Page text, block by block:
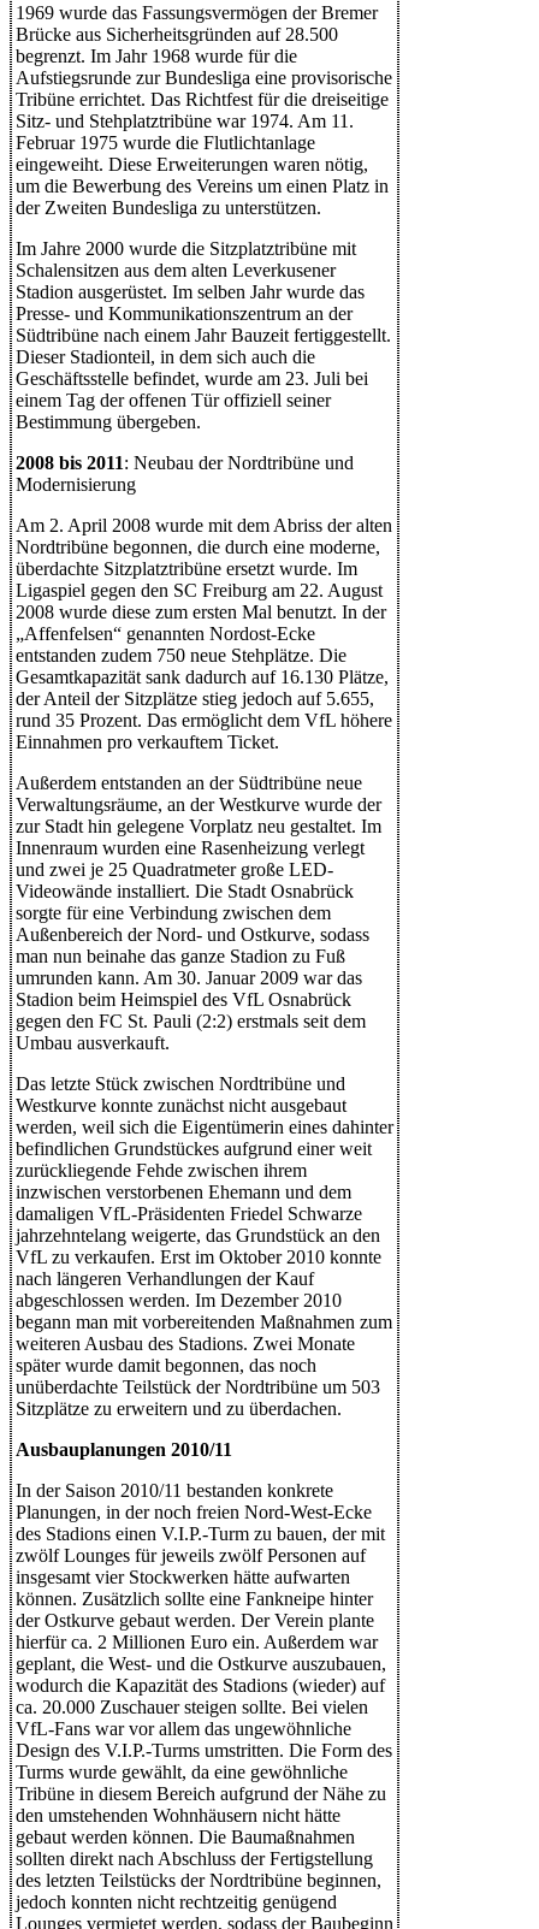
1969 wurde das Fassungsvermögen der Bremer
Brücke aus Sicherheitsgründen auf 28.500
begrenzt. Im Jahr 1968 wurde für die
Aufstiegsrunde zur Bundesliga eine provisorische
Tribüne errichtet. Das Richtfest für die dreiseitige
Sitz- und Stehplatztribüne war 1974. Am 11.
Februar 1975 wurde die Flutlichtanlage
eingeweiht. Diese Erweiterungen waren nötig,
um die Bewerbung des Vereins um einen Platz in
der Zweiten Bundesliga zu unterstützen.
Im Jahre 2000 wurde die Sitzplatztribüne mit
Schalensitzen aus dem alten Leverkusener
Stadion ausgerüstet. Im selben Jahr wurde das
Presse- und Kommunikationszentrum an der
Südtribüne nach einem Jahr Bauzeit fertiggestellt.
Dieser Stadionteil, in dem sich auch die
Geschäftsstelle befindet, wurde am 23. Juli bei
einem Tag der offenen Tür offiziell seiner
Bestimmung übergeben.
2008 bis 2011: Neubau der Nordtribüne und
Modernisierung
Am 2. April 2008 wurde mit dem Abriss der alten
Nordtribüne begonnen, die durch eine moderne,
überdachte Sitzplatztribüne ersetzt wurde. Im
Ligaspiel gegen den SC Freiburg am 22. August
2008 wurde diese zum ersten Mal benutzt. In der
„Affenfelsen“ genannten Nordost-Ecke
entstanden zudem 750 neue Stehplätze. Die
Gesamtkapazität sank dadurch auf 16.130 Plätze,
der Anteil der Sitzplätze stieg jedoch auf 5.655,
rund 35 Prozent. Das ermöglicht dem VfL höhere
Einnahmen pro verkauftem Ticket.
Außerdem entstanden an der Südtribüne neue
Verwaltungsräume, an der Westkurve wurde der
zur Stadt hin gelegene Vorplatz neu gestaltet. Im
Innenraum wurden eine Rasenheizung verlegt
und zwei je 25 Quadratmeter große LED-
Videowände installiert. Die Stadt Osnabrück
sorgte für eine Verbindung zwischen dem
Außenbereich der Nord- und Ostkurve, sodass
man nun beinahe das ganze Stadion zu Fuß
umrunden kann. Am 30. Januar 2009 war das
Stadion beim Heimspiel des VfL Osnabrück
gegen den FC St. Pauli (2:2) erstmals seit dem
Umbau ausverkauft.
Das letzte Stück zwischen Nordtribüne und
Westkurve konnte zunächst nicht ausgebaut
werden, weil sich die Eigentümerin eines dahinter
befindlichen Grundstückes aufgrund einer weit
zurückliegende Fehde zwischen ihrem
inzwischen verstorbenen Ehemann und dem
damaligen VfL-Präsidenten Friedel Schwarze
jahrzehntelang weigerte, das Grundstück an den
VfL zu verkaufen. Erst im Oktober 2010 konnte
nach längeren Verhandlungen der Kauf
abgeschlossen werden. Im Dezember 2010
begann man mit vorbereitenden Maßnahmen zum
weiteren Ausbau des Stadions. Zwei Monate
später wurde damit begonnen, das noch
unüberdachte Teilstück der Nordtribüne um 503
Sitzplätze zu erweitern und zu überdachen.
Ausbauplanungen 2010/11
In der Saison 2010/11 bestanden konkrete
Planungen, in der noch freien Nord-West-Ecke
des Stadions einen V.I.P.-Turm zu bauen, der mit
zwölf Lounges für jeweils zwölf Personen auf
insgesamt vier Stockwerken hätte aufwarten
können. Zusätzlich sollte eine Fankneipe hinter
der Ostkurve gebaut werden. Der Verein plante
hierfür ca. 2 Millionen Euro ein. Außerdem war
geplant, die West- und die Ostkurve auszubauen,
wodurch die Kapazität des Stadions (wieder) auf
ca. 20.000 Zuschauer steigen sollte. Bei vielen
VfL-Fans war vor allem das ungewöhnliche
Design des V.I.P.-Turms umstritten. Die Form des
Turms wurde gewählt, da eine gewöhnliche
Tribüne in diesem Bereich aufgrund der Nähe zu
den umstehenden Wohnhäusern nicht hätte
gebaut werden können. Die Baumaßnahmen
sollten direkt nach Abschluss der Fertigstellung
des letzten Teilstücks der Nordtribüne beginnen,
jedoch konnten nicht rechtzeitig genügend
Lounges vermietet werden, sodass der Baubeginn